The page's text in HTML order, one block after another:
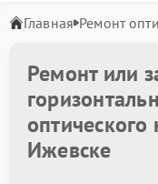
Главная Ремонт
Ремонт или
оптического
Ижевске